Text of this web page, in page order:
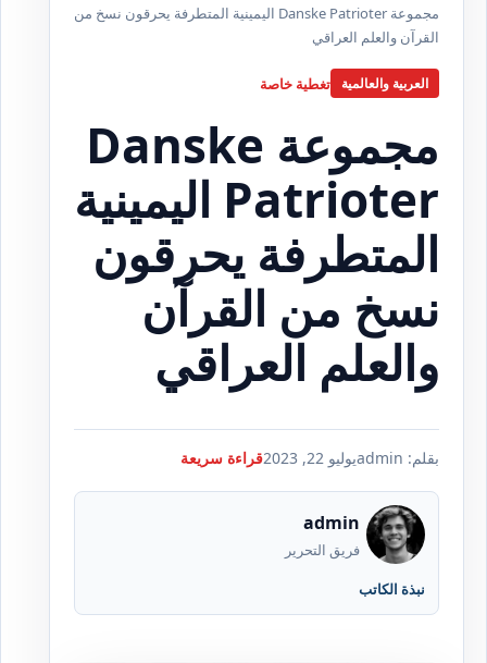
مجموعة ‏Danske Patrioter‏ اليمينية المتطرفة يحرقون نسخ من
القرآن والعلم العراقي
العربية والعالمية تغطية خاصة
مجموعة ‏Danske
Patrioter‏ اليمينية
المتطرفة يحرقون
نسخ من القرآن
والعلم العراقي
بقلم: admin يوليو 22, 2023 قراءة سريعة
admin
فريق التحرير
نبذة الكاتب